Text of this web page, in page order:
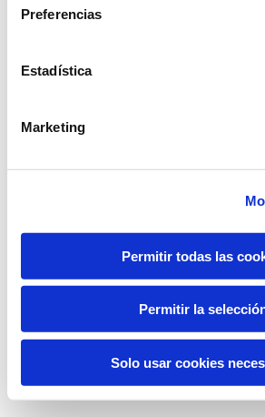
Preferencias
Estadística
Marketing
Permitir todas las
Permitir la
Solo usar cookies